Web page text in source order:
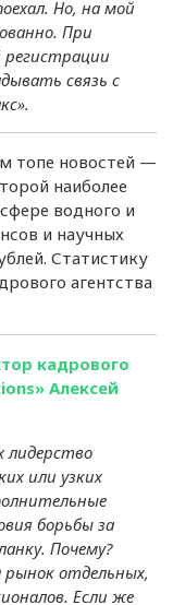
Но, на мой
При
связь с
топе новостей —
наиболее
водного и
и научных
Статистику
агентства
кадрового
Алексей
лидерство
или узких
борьбы за
Почему?
отдельных,
Если же